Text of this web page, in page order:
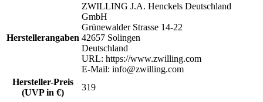
Herstellerangaben
ZWILLING J.A. Henckels Deutschland
GmbH
Grünewalder Strasse 14-22
42657 Solingen
Deutschland
URL: https://www.zwilling.com
E-Mail: info@zwilling.com
Hersteller-Preis
(UVP in €)
319